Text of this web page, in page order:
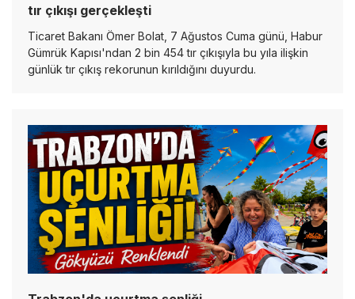
tır çıkışı gerçekleşti
Ticaret Bakanı Ömer Bolat, 7 Ağustos Cuma günü, Habur
Gümrük Kapısı'ndan 2 bin 454 tır çıkışıyla bu yıla ilişkin
günlük tır çıkış rekorunun kırıldığını duyurdu.